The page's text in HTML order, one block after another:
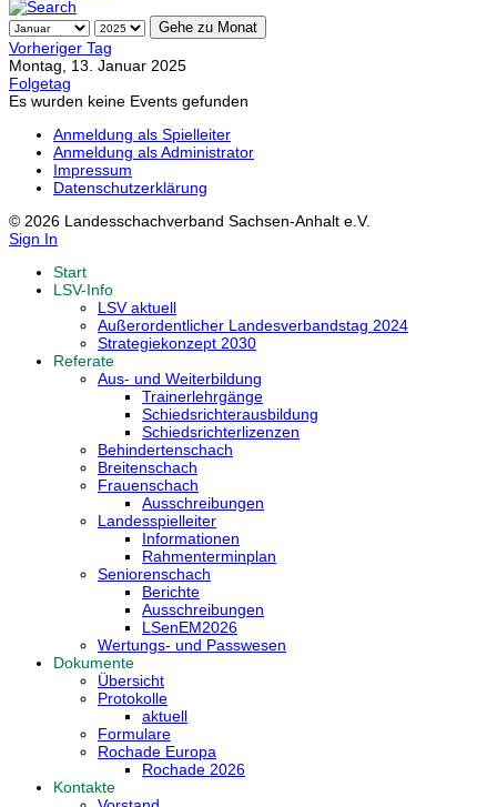
Gehe zu Monat
Vorheriger Tag
Montag, 13. Januar 2025
Folgetag
Es wurden keine Events gefunden
Anmeldung als Spielleiter
Anmeldung als Administrator
Impressum
Datenschutzerklärung
© 2026 Landesschachverband Sachsen-Anhalt e.V.
Sign In
Start
LSV-Info
LSV aktuell
Außerordentlicher Landesverbandstag 2024
Strategiekonzept 2030
Referate
Aus- und Weiterbildung
Trainerlehrgänge
Schiedsrichterausbildung
Schiedsrichterlizenzen
Behindertenschach
Breitenschach
Frauenschach
Ausschreibungen
Landesspielleiter
Informationen
Rahmenterminplan
Seniorenschach
Berichte
Ausschreibungen
LSenEM2026
Wertungs- und Passwesen
Dokumente
Übersicht
Protokolle
aktuell
Formulare
Rochade Europa
Rochade 2026
Kontakte